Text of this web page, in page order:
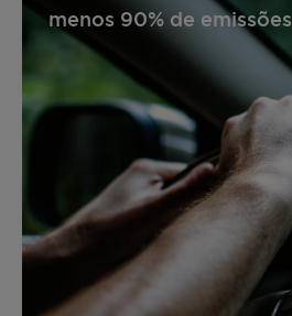
menos 90% de emissões